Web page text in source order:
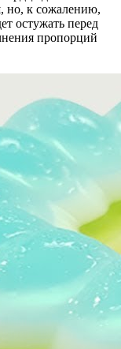
но, к сожалению,
остужать перед
пропорций